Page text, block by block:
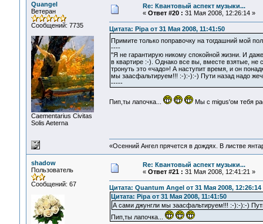
Quangel
Ветеран
Сообщений: 7735
Сaementarius Civitas
Solis Aeterna
Re: Квантовый аспект музыки...
« Ответ #20 : 31 Мая 2008, 12:26:14 »
Цитата: Pipa от 31 Мая 2008, 11:41:50
Примите только поправочку на тогдашний мой
----
"Я не гарантирую никому спокойной жизни. И
в квартире :-). Однако все вы, вместе взятые, не
тронуть это «чадо»! А наступит время, и он
мы заасфальтируем!!! :-):-):-) Пути назад надо
-----
Пип,ты лапочка... Мы с migus'ом тебя
«Осенний Ангел прячется в дождях. В листве
shadow
Пользователь
Сообщений: 67
Re: Квантовый аспект музыки...
« Ответ #21 : 31 Мая 2008, 12:41:21 »
Цитата: Quantum Angel от 31 Мая 2008, 12:26:14
Цитата: Pipa от 31 Мая 2008, 11:41:50
А сами джунгли мы заасфальтируем!!! :-):-):-)
Пип,ты лапочка...